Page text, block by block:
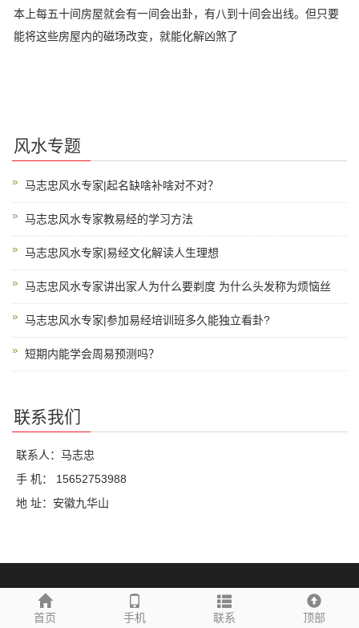
本上每五十间房屋就会有一间会出卦，有八到十间会出线。但只要
能将这些房屋内的磁场改变，就能化解凶煞了
风水专题
马志忠风水专家|起名缺啥补啥对不对？
马志忠风水专家教易经的学习方法
马志忠风水专家|易经文化解读人生理想
马志忠风水专家讲出家人为什么要剃度 为什么头发称为烦恼丝
马志忠风水专家|参加易经培训班多久能独立看卦?
短期内能学会周易预测吗？
联系我们
联系人：马志忠
手 机： 15652753988
地 址：安徽九华山
首页 手机 联系 顶部
Copyright © 2025 马志忠风水专家
联系人：马志忠 电话： 15652753988 【访问量：21387次】